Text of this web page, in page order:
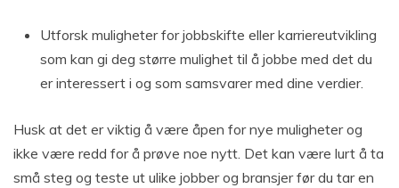
Utforsk muligheter for jobbskifte eller karriereutvikling
som kan gi deg større mulighet til å jobbe med det du
er interessert i og som samsvarer med dine verdier.
Husk at det er viktig å være åpen for nye muligheter og
ikke være redd for å prøve noe nytt. Det kan være lurt å ta
små steg og teste ut ulike jobber og bransjer før du tar en